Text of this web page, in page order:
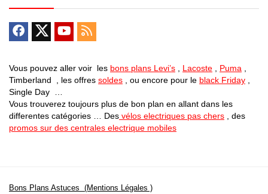
Vous pouvez aller voir les bons plans Levi’s Lacoste Puma
Timberland , les offres soldes , ou encore pour le black Friday
Single Day …
Vous trouverez toujours plus de bon plan en allant dans les
differentes catégories … Des vélos electriques pas chers , des
promos sur des centrales electrique mobiles
Bons Plans Astuces (Mentions Légales )